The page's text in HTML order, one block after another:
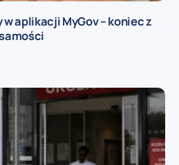
aplikacji MyGov – koniec z